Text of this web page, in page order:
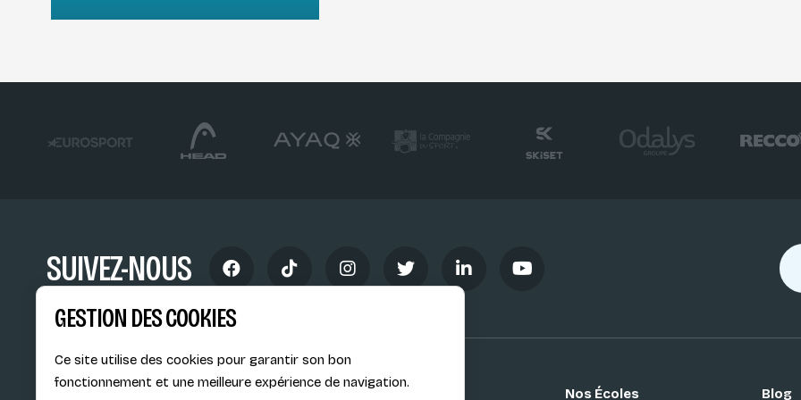
SUIVEZ-NOUS
Nos Écoles Blog
GESTION DES COOKIES
Ce site utilise des cookies pour garantir son bon
fonctionnement et une meilleure expérience de navigation.